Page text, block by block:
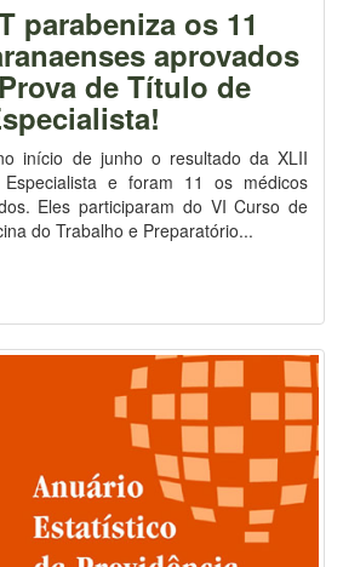
parabeniza os 11
aprovados
de Título de
início de junho o resultado da XLII
e foram 11 os médicos
Eles participaram do VI Curso de
do Trabalho e Preparatório...